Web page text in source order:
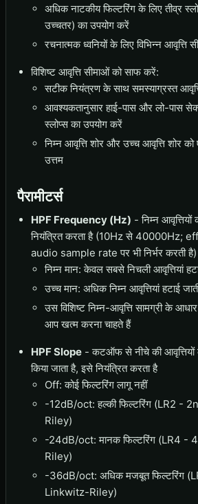
अधिक नाटकीय फिल्टरिंग के लिए तीव्र
उच्चतर) का उपयोग करें
रचनात्मक ध्वनियों के लिए विभिन्न आवृत्ति
विशिष्ट आवृत्ति सीमाओं को साफ करें:
सटीक नियंत्रण के साथ समस्याग्रस्त
आवश्यकतानुसार हाई-पास और लो-पास
स्लोप्स का उपयोग करें
निम्न आवृत्ति शोर और उच्च आवृत्ति शोर
उत्तम
पैरामीटर्स
HPF Frequency (Hz) - निम्न
नियंत्रित करता है (10Hz से 40000Hz;
audio sample rate पर भी निर्भर करती है)
निम्न मान: केवल सबसे निचली आवृत्तियां
उच्च मान: अधिक निम्न आवृत्तियां हटाई
उस विशिष्ट निम्न-आवृत्ति सामग्री के
आप खत्म करना चाहते हैं
HPF Slope - कटऑफ से नीचे की आवृत्तियों
किया जाता है, इसे नियंत्रित करता है
Off: कोई फिल्टरिंग लागू नहीं
-12dB/oct: हल्की फिल्टरिंग (LR2 -
Riley)
-24dB/oct: मानक फिल्टरिंग (LR4
Riley)
-36dB/oct: अधिक मजबूत फिल्टरिंग
Linkwitz-Riley)